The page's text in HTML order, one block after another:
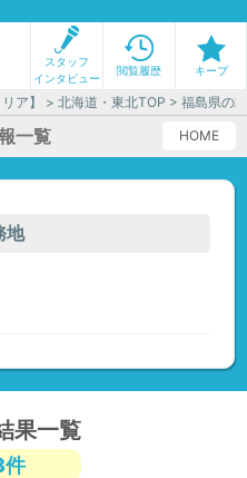
スタッフ
インタビュー
閲覧履歴 キープ
ア】 >北海道・東北TOP > 福島県の
HOME
一覧
地
果一覧
件